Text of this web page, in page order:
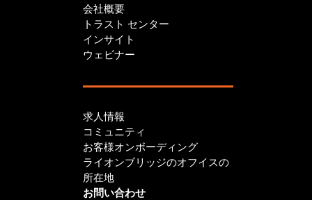
会社概要
トラスト センター
インサイト
ウェビナー
求人情報
コミュニティ
お客様オンボーディング
ライオンブリッジのオフイスの
所在地
お問い合わせ